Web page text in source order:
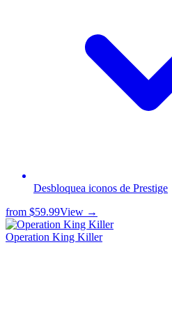
Desbloquea iconos de Prestige
from $59.99View →
Operation King Killer